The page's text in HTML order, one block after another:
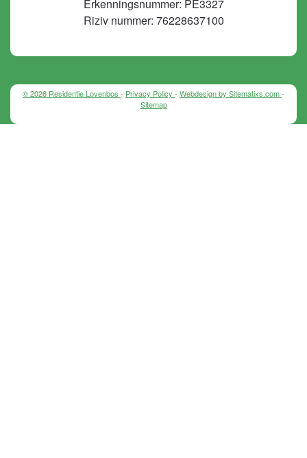
Erkenningsnummer: PE3327
Riziv nummer: 76228637100
©2026 Residentie Lovenbos - Privacy Policy - Webdesign by Sitematixs.com-
Sitemap